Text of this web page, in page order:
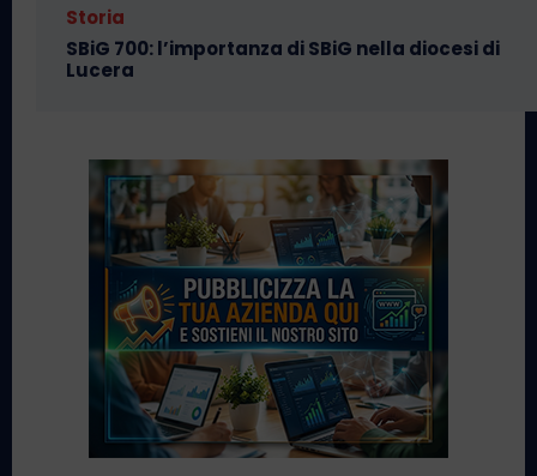
Storia
SBiG 700: l’importanza di SBiG nella diocesi di
Lucera